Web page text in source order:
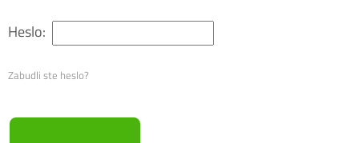
Heslo:
Zabudli ste heslo?